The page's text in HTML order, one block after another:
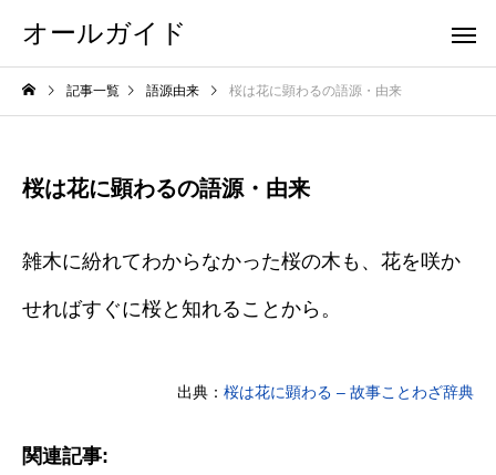
オールガイド
記事一覧 語源由来 桜は花に顕わるの語源・由来
桜は花に顕わるの語源・由来
雑木に紛れてわからなかった桜の木も、花を咲か
せればすぐに桜と知れることから。
出典： 桜は花に顕わる – 故事ことわざ辞典
関連記事: